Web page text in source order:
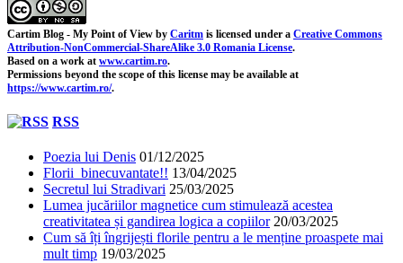
Cartim Blog - My Point of View by Caritm is licensed under a Creative Commons
Attribution-NonCommercial-ShareAlike 3.0 Romania License.
Based on a work at www.cartim.ro.
Permissions beyond the scope of this license may be available at
https://www.cartim.ro/.
RSS
Poezia lui Denis 01/12/2025
Florii binecuvantate!! 13/04/2025
Secretul lui Stradivari 25/03/2025
Lumea jucăriilor magnetice cum stimulează acestea
creativitatea și gandirea logica a copiilor 20/03/2025
Cum să îți îngrijești florile pentru a le menține proaspete mai
mult timp 19/03/2025